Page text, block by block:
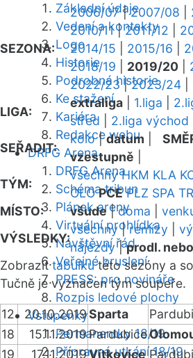
Základní údaje
Vedení a kontakty
Logo
Historie
Podrobná historie
Ke stažení
Kariéra
Redakce webu
DRFG Arena
DRFG Arena
Schéma tribun
Plánek areny
Virtuální prohlídka
Návštěvní řád
Veřejné bruslení
PRESS: pro novináře
Rozpis ledové plochy
Vstupenky
Permanentky 18/19
Přípravná utkání 18/19
SEZONA:
2006/07|2007/08
2010/11|2011/12
2014/15
2015/16
2018/19
2019/20
2022/23|2023/24
LIGA:
extraliga 1.liga
střed
2.liga východ
SEŘADIT:
kolo|datum
vzestupně
TÝM:
všechny HKM KLA
OLO PCE PLZ SPA
MÍSTO:
všude|doma
VÝSLEDKY:
všechny|remízy
nájezdy|prodl.
Zobrazittabulkutéto sezóny a
Tučně je vyznačen tým soupeře.
12 20.10.2019Sparta
18
15.11.2019Pardubice
19
17.11.2019Vítkovice